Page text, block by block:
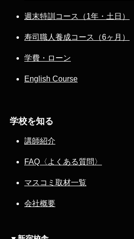
週末特訓コース（1年・土日）
寿司職人養成コース（6ヶ月）
学費・ローン
English Course
学校を知る
講師紹介
FAQ〈よくある質問〉
マスコミ取材一覧
会社概要